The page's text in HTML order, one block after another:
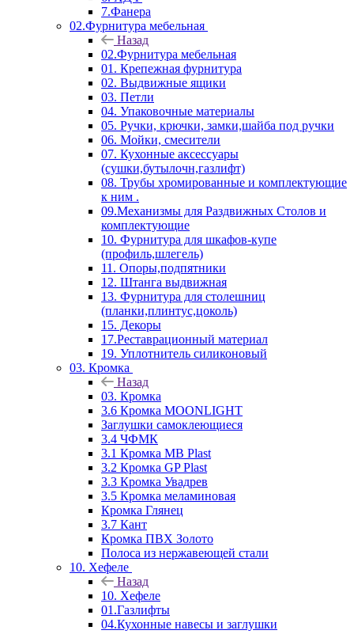
7.Фанера
02.Фурнитура мебельная
Назад
02.Фурнитура мебельная
01. Крепежная фурнитура
02. Выдвижные ящики
03. Петли
04. Упаковочные материалы
05. Ручки, крючки, замки,шайба под ручки
06. Мойки, смесители
07. Кухонные аксессуары
(сушки,бутылочн,газлифт)
08. Трубы хромированные и комплектующие
к ним .
09.Механизмы для Раздвижных Столов и
комплектующие
10. Фурнитура для шкафов-купе
(профиль,шлегель)
11. Опоры,подпятники
12. Штанга выдвижная
13. Фурнитура для столешниц
(планки,плинтус,цоколь)
15. Декоры
17.Реставрационный материал
19. Уплотнитель силиконовый
03. Кромка
Назад
03. Кромка
3.6 Кромка MOONLIGHT
Заглушки самоклеющиеся
3.4 ЧФМК
3.1 Кромка MB Plast
3.2 Кромка GP Plast
3.3 Кромка Увадрев
3.5 Кромка меламиновая
Кромка Глянец
3.7 Кант
Кромка ПВХ Золото
Полоса из нержавеющей стали
10. Хефеле
Назад
10. Хефеле
01.Газлифты
04.Кухонные навесы и заглушки